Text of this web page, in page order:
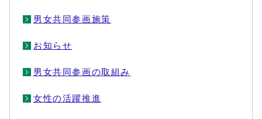
男女共同参画施策
お知らせ
男女共同参画の取組み
女性の活躍推進